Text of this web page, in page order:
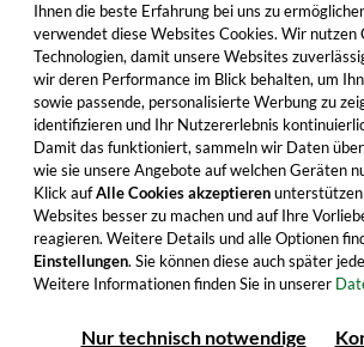
Ihnen die beste Erfahrung bei uns zu
verwendet diese Websites Cookies. Wir nutzen
Technologien, damit unsere Websites
wir deren Performance im Blick behalten, um
sowie passende, personalisierte Werbung zu
identifizieren und Ihr Nutzererlebnis
Damit das funktioniert, sammeln wir Daten
wie sie unsere Angebote auf welchen Geräten
Klick aufAlle Cookies akzeptierenunterstützen
Websites besser zu machen und auf Ihre
reagieren. Weitere Details und alle Optionen
Einstellungen. Sie können diese auch später
Weitere Informationen finden Sie in unserer
Nur technisch notwendige